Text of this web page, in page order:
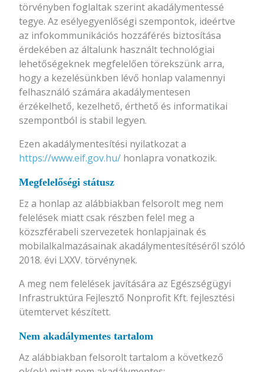
törvényben foglaltak szerint akadálymentessé
tegye. Az esélyegyenlőségi szempontok, ideértve
az infokommunikációs hozzáférés biztosítása
érdekében az általunk használt technológiai
lehetőségeknek megfelelően törekszünk arra,
hogy a kezelésünkben lévő honlap valamennyi
felhasználó számára akadálymentesen
érzékelhető, kezelhető, érthető és informatikai
szempontból is stabil legyen.
Ezen akadálymentesítési nyilatkozat a
https://www.eif.gov.hu/ honlapra vonatkozik.
Megfelelőségi státusz
Ez a honlap az alábbiakban felsorolt meg nem
felelések miatt csak részben felel meg a
közszférabeli szervezetek honlapjainak és
mobilalkalmazásainak akadálymentesítéséről szóló
2018. évi LXXV. törvénynek.
A meg nem felelések javítására az Egészségügyi
Infrastruktúra Fejlesztő Nonprofit Kft. fejlesztési
ütemtervet készített.
Nem akadálymentes tartalom
Az alábbiakban felsorolt tartalom a következő